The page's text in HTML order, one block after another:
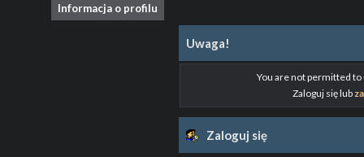
Informacja o profilu
Uwaga!
You are not permitted to
Zaloguj się lub
Zaloguj się